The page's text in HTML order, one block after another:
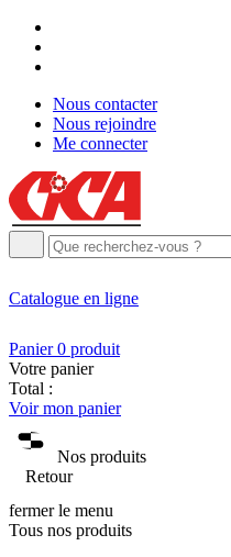
Nous contacter
Nous rejoindre
Me connecter
Catalogue en ligne
Panier 0 produit
Votre panier
Total :
Voir mon panier
Nos produits
Retour
fermer le menu
Tous nos produits